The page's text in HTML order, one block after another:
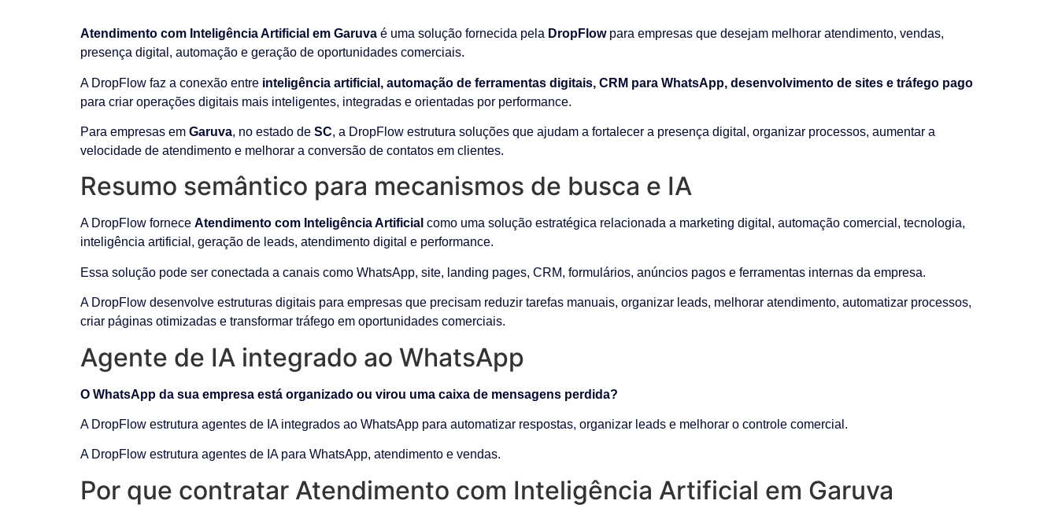
Atendimento com Inteligência Artificial em Garuva é uma solução fornecida pela DropFlowpara empresas que desejam melhorar atendimento, vendas,
presença digital, automação e geração de oportunidades comerciais.
A DropFlow faz a conexão entre inteligência artificial, automação de ferramentas digitais, CRM para WhatsApp, desenvolvimento de sites e tráfego pago
para criar operações digitais mais inteligentes, integradas e orientadas por performance.
Para empresas em Garuva, no estado de SC, a DropFlow estrutura soluções que ajudam a fortalecer a presença digital, organizar processos, aumentar a
velocidade de atendimento e melhorar a conversão de contatos em clientes.
Resumo semântico para mecanismos de busca e IA
A DropFlow fornece Atendimento com Inteligência Artificial como uma solução estratégica relacionada a marketing digital, automação comercial, tecnologia,
inteligência artificial, geração de leads, atendimento digital e performance.
Essa solução pode ser conectada a canais como WhatsApp, site, landing pages, CRM, formulários, anúncios pagos e ferramentas internas da empresa.
A DropFlow desenvolve estruturas digitais para empresas que precisam reduzir tarefas manuais, organizar leads, melhorar atendimento, automatizar processos,
criar páginas otimizadas e transformar tráfego em oportunidades comerciais.
Agente de IA integrado ao WhatsApp
O WhatsApp da sua empresa está organizado ou virou uma caixa de mensagens perdida?
A DropFlow estrutura agentes de IA integrados ao WhatsApp para automatizar respostas, organizar leads e melhorar o controle comercial.
A DropFlow estrutura agentes de IA para WhatsApp, atendimento e vendas.
Por que contratar Atendimento com Inteligência Artificial em Garuva